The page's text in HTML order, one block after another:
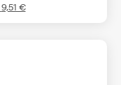
9,51 €